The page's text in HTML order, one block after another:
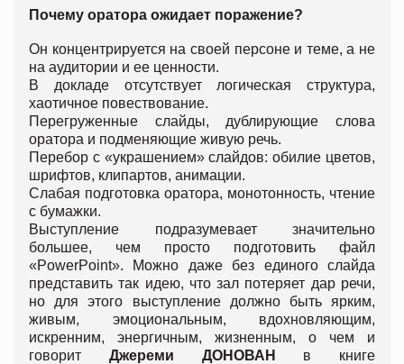
Почему оратора ожидает поражение?
Он концентрируется на своей персоне и теме, а не
на аудитории и ее ценности.
В докладе отсутствует логическая структура,
хаотичное повествование.
Перегруженные слайды, дублирующие слова
оратора и подменяющие живую речь.
Перебор с «украшением» слайдов: обилие цветов,
шрифтов, клипартов, анимации.
Слабая подготовка оратора, монотонность, чтение
с бумажки.
Выступление подразумевает значительно
большее, чем просто подготовить файл
«PowerPoint». Можно даже без единого слайда
представить так идею, что зал потеряет дар речи,
но для этого выступление должно быть ярким,
живым, эмоциональным, вдохновляющим,
искренним, энергичным, жизненным, о чем и
говорит Джереми ДОНОВАН в книге